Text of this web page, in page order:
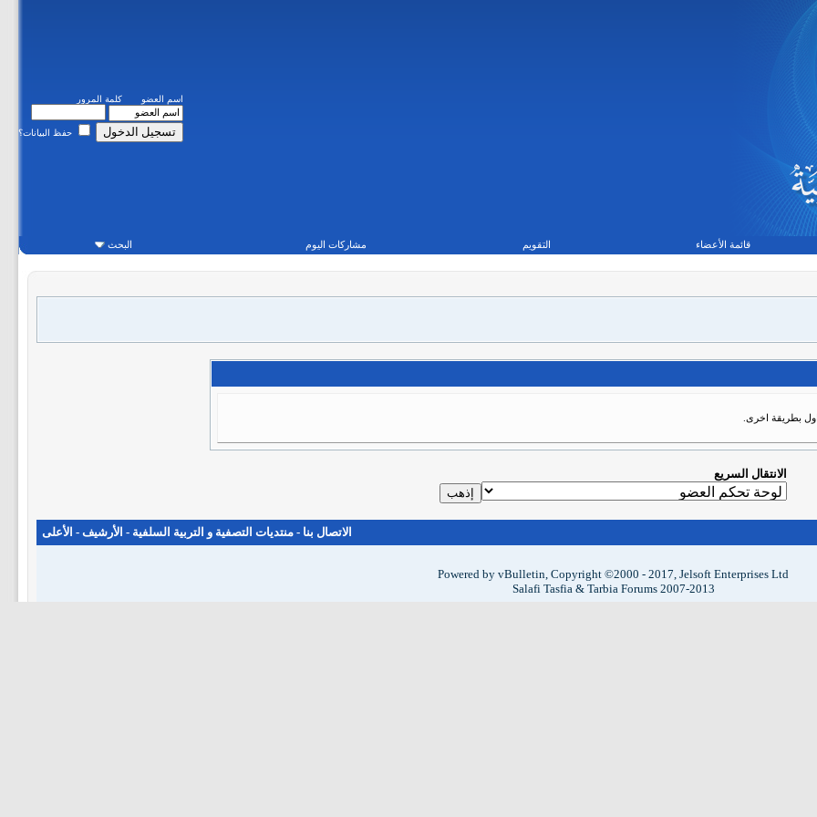
اسم العضو كلمة المرور
حفظ البيانات؟
قائمة الأعضاء التقويم مشاركات اليوم البحث
بطريقة اخرى.
الانتقال السريع
الاتصال بنا - منتديات التصفية و التربية السلفية - الأرشيف - الأعلى
Powered by vBulletin, Copyright ©2000 - 2017, Jelsoft Enterprises Ltd
Salafi Tasfia & Tarbia Forums 2007-2013